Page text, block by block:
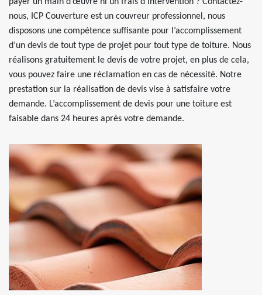
nous, ICP Couverture est un couvreur professionnel, nous
disposons une compétence suffisante pour l’accomplissement
d’un devis de tout type de projet pour tout type de toiture. Nous
réalisons gratuitement le devis de votre projet, en plus de cela,
vous pouvez faire une réclamation en cas de nécessité. Notre
prestation sur la réalisation de devis vise à satisfaire votre
demande. L’accomplissement de devis pour une toiture est
faisable dans 24 heures après votre demande.